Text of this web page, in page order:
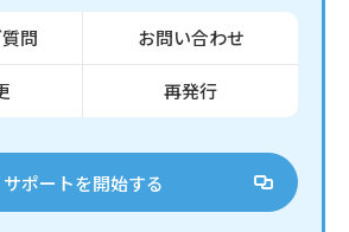
問 お問い合わせ
再発行
サポートを開始する